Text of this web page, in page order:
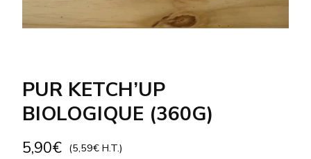
PUR KETCH’UP
BIOLOGIQUE (360G)
5,90€ (5,59€ H.T.)